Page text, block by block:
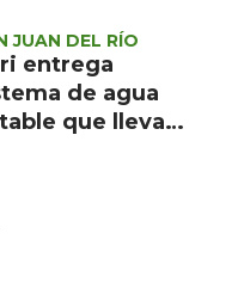
JUAN DEL RÍO
entrega
de agua
que lleva